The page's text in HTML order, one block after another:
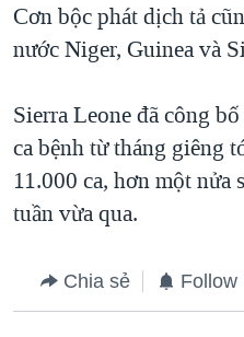
Cơn bộc phát dịch tả
nước Niger, Guinea và
Sierra Leone đã công
ca bệnh từ tháng giêng
11.000 ca, hơn một nửa
tuần vừa qua.
Chia sẻ Follow